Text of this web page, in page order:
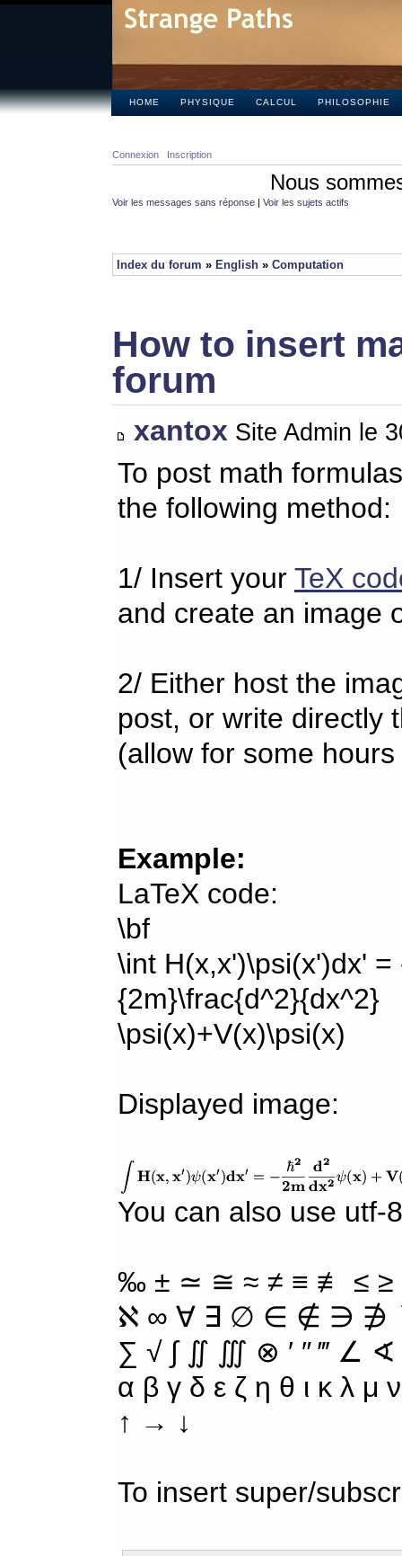
HOME PHYSIQUE CALCUL PHILOSOPHIE
Connexion Inscription
Nous
Voir les messages sans réponse | Voir les sujets actifs
Index du forum » English » Computation
How to insert
forum
xantox Site Admin le
To post math
the following method:
1/ Insert your TeX
and create an image
2/ Either host the
post, or write directly
(allow for some
Example:
LaTeX code:
\bf
\int H(x,x')\psi(x')dx'
{2m}\frac{d^2}{dx^2}
\psi(x)+V(x)\psi(x)
Displayed image:
You can also use utf-
‰ ± ≃ ≅ ≈ ≠ ≡ ≢ ≤
ℵ ∞ ∀ ∃ ∅ ∈ ∉ ∋ ∌
∑ √ ∫ ∬ ∭ ⊗ ′ ″ ‴ ∠
α β γ δ ε ζ η θ ι κ λ
↑ → ↓
To insert super/